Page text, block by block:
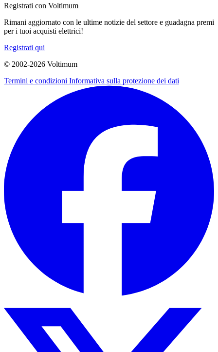
Registrati con Voltimum
Rimani aggiornato con le ultime notizie del settore e guadagna premi
per i tuoi acquisti elettrici!
Registrati qui
© 2002-2026 Voltimum
Termini e condizioni Informativa sulla protezione dei dati